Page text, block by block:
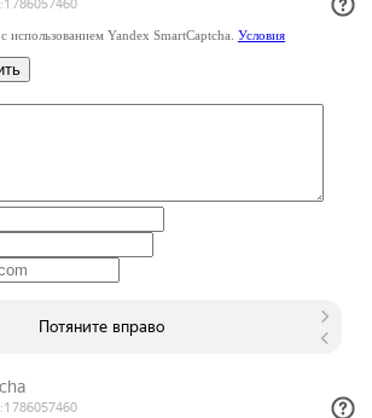
использованием Yandex SmartCaptcha. Условия